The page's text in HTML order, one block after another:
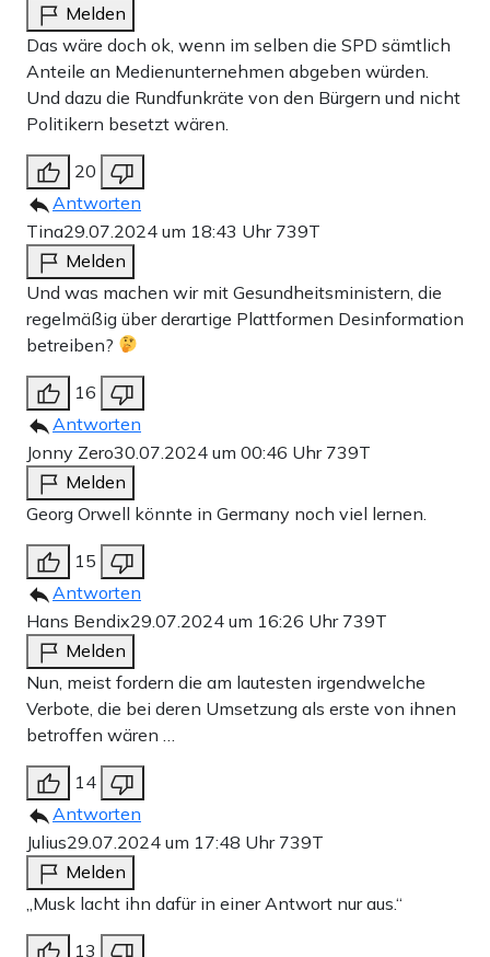
Melden
Das wäre doch ok, wenn im selben die SPD sämtlich
Anteile an Medienunternehmen abgeben würden.
Und dazu die Rundfunkräte von den Bürgern und nicht
Politikern besetzt wären.
20
Antworten
Tina29.07.2024 um 18:43 Uhr 739T
Melden
Und was machen wir mit Gesundheitsministern, die
regelmäßig über derartige Plattformen Desinformation
betreiben?
16
Antworten
Jonny Zero30.07.2024 um 00:46 Uhr 739T
Melden
Georg Orwell könnte in Germany noch viel lernen.
15
Antworten
Hans Bendix29.07.2024 um 16:26 Uhr 739T
Melden
Nun, meist fordern die am lautesten irgendwelche
Verbote, die bei deren Umsetzung als erste von ihnen
betroffen wären …
14
Antworten
Julius29.07.2024 um 17:48 Uhr 739T
Melden
„Musk lacht ihn dafür in einer Antwort nur aus.“
13